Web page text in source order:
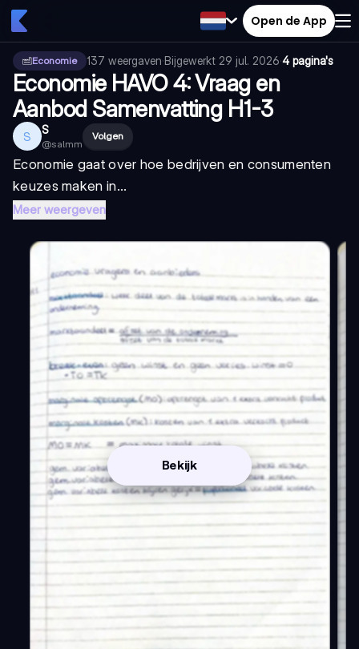
Open de App
Economie 137 weergaven·Bijgewerkt 29 jul. 2026·4 pagina's
Economie HAVO 4: Vraag en
Aanbod Samenvatting H1-3
S S
@salmm
Volgen
Economie gaat over hoe bedrijven en consumenten
keuzes maken in...
Meer weergeven
Bekijk